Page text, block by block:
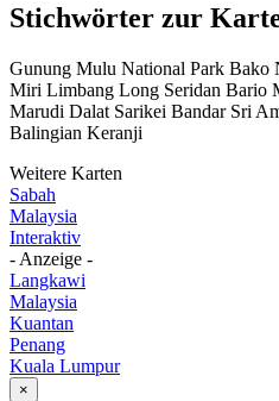
Stichwörter zur
Gunung Mulu National Park Bako
Miri Limbang Long Seridan Bario
Marudi Dalat Sarikei Bandar Sri
Balingian Keranji
Weitere Karten
Sabah
Malaysia
Interaktiv
- Anzeige -
Langkawi
Malaysia
Kuantan
Penang
Kuala Lumpur
×